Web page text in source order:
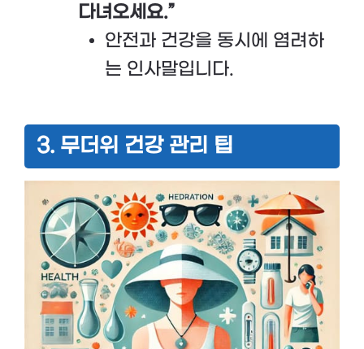
다녀오세요.”
안전과 건강을 동시에 염려하
는 인사말입니다.
3. 무더위 건강 관리 팁